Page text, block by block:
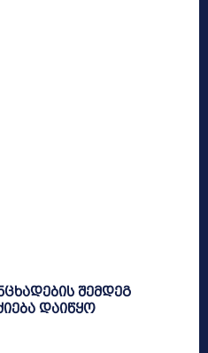
შემდეგ
დაიწყო